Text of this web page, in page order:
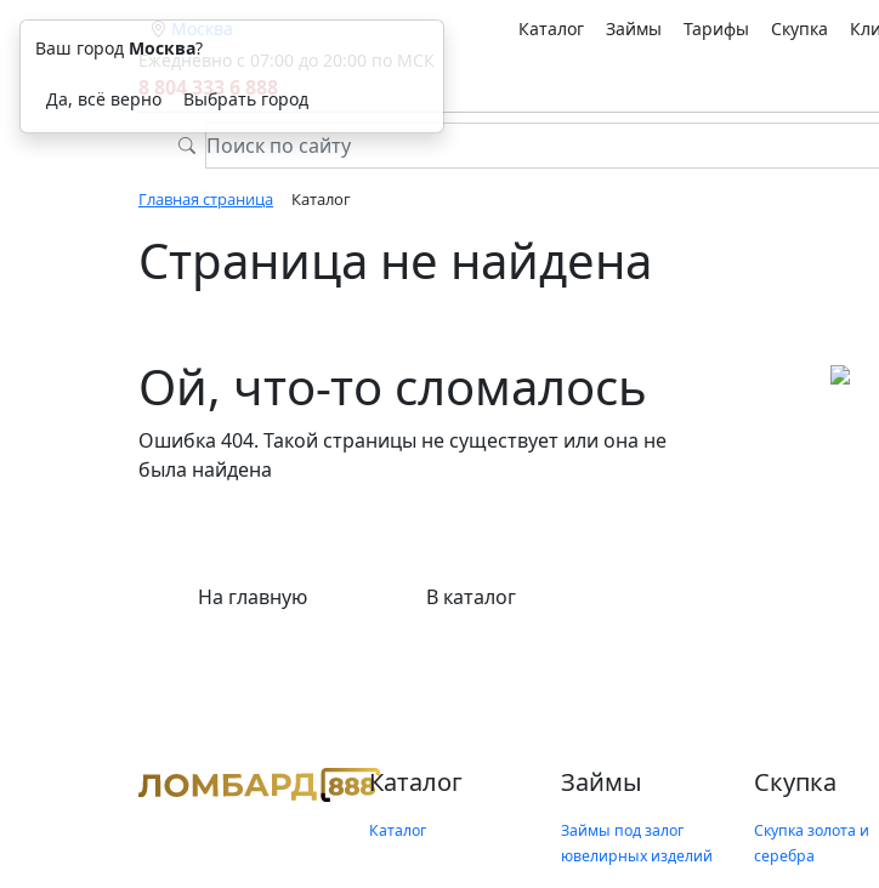
Москва Каталог Займы Тарифы Скупка
Ежедневно с 07:00 до 20:00 по МСК
8 804 333 6 888
Главная страница Каталог
Страница не найдена
Ой, что-то сломалось
Ошибка 404. Такой страницы не существует или она не
была найдена
На главную В каталог
Каталог
Каталог
Займы
Займы под залог
ювелирных изделий
Скупка
Скупка золота и
серебра
Ваш город Москва?
Да, всё верно Выбрать город